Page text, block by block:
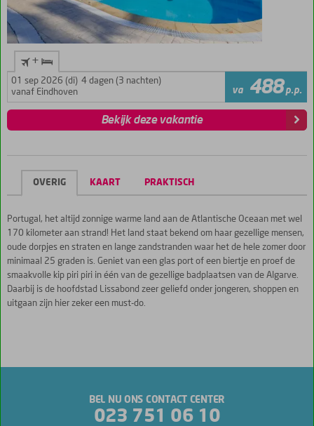
+
01 sep 2026 (di) 4 dagen (3 nachten)
vanaf Eindhoven
va 488 p.p.
Bekijk deze vakantie
OVERIG KAART PRAKTISCH
Portugal, het altijd zonnige warme land aan de Atlantische Oceaan met wel
170 kilometer aan strand! Het land staat bekend om haar gezellige mensen,
oude dorpjes en straten en lange zandstranden waar het de hele zomer door
minimaal 25 graden is. Geniet van een glas port of een biertje en proef de
smaakvolle kip piri piri in één van de gezellige badplaatsen van de Algarve.
Daarbij is de hoofdstad Lissabond zeer geliefd onder jongeren, shoppen en
uitgaan zijn hier zeker een must-do.
BEL NU ONS CONTACT CENTER
023 751 06 10